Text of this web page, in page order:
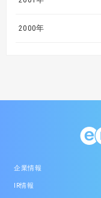
2000年
企業情報
IR情報